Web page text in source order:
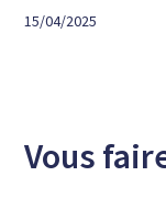
15/04/2025
Vous